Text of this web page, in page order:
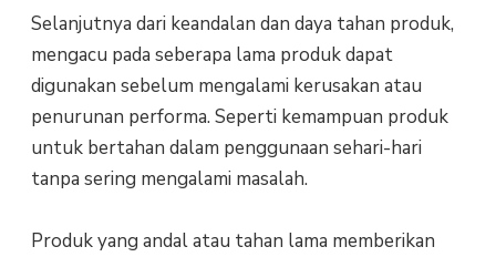
Selanjutnya dari keandalan dan daya tahan produk,
mengacu pada seberapa lama produk dapat
digunakan sebelum mengalami kerusakan atau
penurunan performa. Seperti kemampuan produk
untuk bertahan dalam penggunaan sehari-hari
tanpa sering mengalami masalah.
Produk yang andal atau tahan lama memberikan